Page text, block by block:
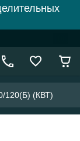
120(Б) (КВТ)